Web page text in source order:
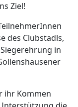
Ziel!
des Clubstadls,
in
ihr Kommen